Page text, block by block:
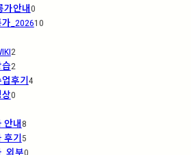
가안내0
_202610
2
2
후기4
0
안내8
후기5
외부0